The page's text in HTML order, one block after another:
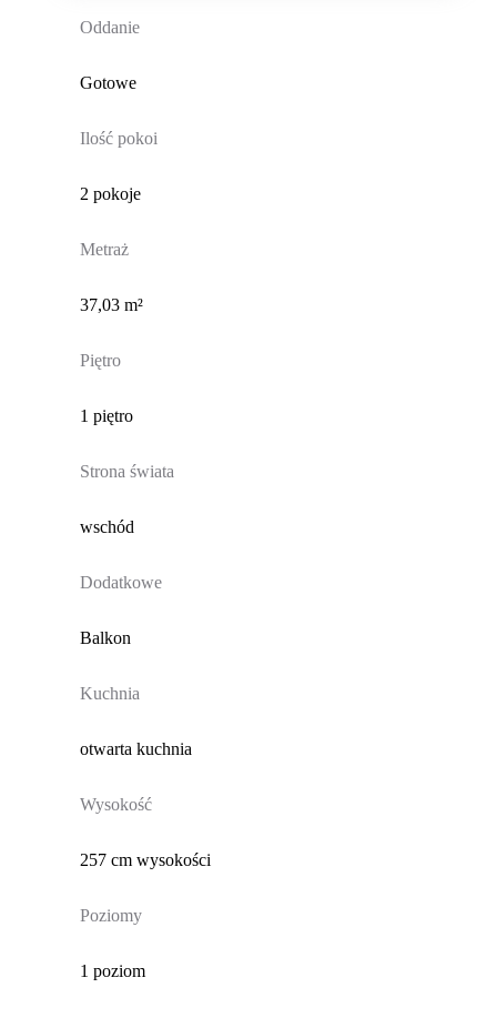
Oddanie
Gotowe
Ilość pokoi
2 pokoje
Metraż
37,03 m²
Piętro
1 piętro
Strona świata
wschód
Dodatkowe
Balkon
Kuchnia
otwarta kuchnia
Wysokość
257 cm wysokości
Poziomy
1 poziom